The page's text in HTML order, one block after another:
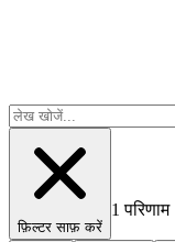
फ़िल्टर साफ़ करें
1 परिणाम